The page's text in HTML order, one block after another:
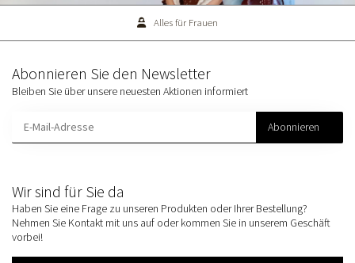
Alles für Frauen
Wir sind für Sie da
Haben Sie eine Frage zu unseren Produkten oder Ihrer Bestellung?
Nehmen Sie Kontakt mit uns auf oder kommen Sie in unserem Geschäft
vorbei!
Abonnieren Sie den Newsletter
Bleiben Sie über unsere neuesten Aktionen informiert
Abonnieren